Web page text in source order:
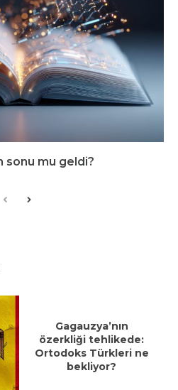
sonu mu geldi?
Gagauzya’nın
özerkliği tehlikede:
Ortodoks Türkleri ne
bekliyor?